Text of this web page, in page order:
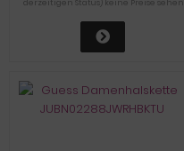
derzeitigen Status) keine Preise sehen.